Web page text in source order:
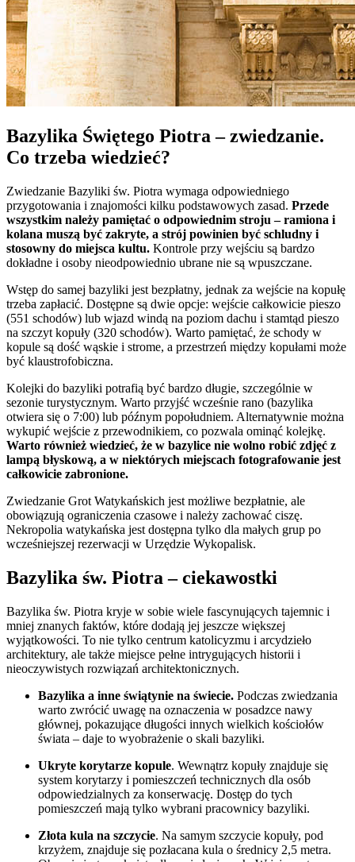
Bazylika Świętego Piotra – zwiedzanie.
Co trzeba wiedzieć?
Zwiedzanie Bazyliki św. Piotra wymaga odpowiedniego
przygotowania i znajomości kilku podstawowych zasad. Przede
wszystkim należy pamiętać o odpowiednim stroju – ramiona i
kolana muszą być zakryte, a strój powinien być schludny i
stosowny do miejsca kultu. Kontrole przy wejściu są bardzo
dokładne i osoby nieodpowiednio ubrane nie są wpuszczane.
Wstęp do samej bazyliki jest bezpłatny, jednak za wejście na kopułę
trzeba zapłacić. Dostępne są dwie opcje: wejście całkowicie pieszo
(551 schodów) lub wjazd windą na poziom dachu i stamtąd pieszo
na szczyt kopuły (320 schodów). Warto pamiętać, że schody w
kopule są dość wąskie i strome, a przestrzeń między kopułami może
być klaustrofobiczna.
Kolejki do bazyliki potrafią być bardzo długie, szczególnie w
sezonie turystycznym. Warto przyjść wcześnie rano (bazylika
otwiera się o 7:00) lub późnym popołudniem. Alternatywnie można
wykupić wejście z przewodnikiem, co pozwala ominąć kolejkę.
Warto również wiedzieć, że w bazylice nie wolno robić zdjęć z
lampą błyskową, a w niektórych miejscach fotografowanie jest
całkowicie zabronione.
Zwiedzanie Grot Watykańskich jest możliwe bezpłatnie, ale
obowiązują ograniczenia czasowe i należy zachować ciszę.
Nekropolia watykańska jest dostępna tylko dla małych grup po
wcześniejszej rezerwacji w Urzędzie Wykopalisk.
Bazylika św. Piotra – ciekawostki
Bazylika św. Piotra kryje w sobie wiele fascynujących tajemnic i
mniej znanych faktów, które dodają jej jeszcze większej
wyjątkowości. To nie tylko centrum katolicyzmu i arcydzieło
architektury, ale także miejsce pełne intrygujących historii i
nieoczywistych rozwiązań architektonicznych.
Bazylika a inne świątynie na świecie. Podczas zwiedzania
warto zwrócić uwagę na oznaczenia w posadzce nawy
głównej, pokazujące długości innych wielkich kościołów
świata – daje to wyobrażenie o skali bazyliki.
Ukryte korytarze kopule. Wewnątrz kopuły znajduje się
system korytarzy i pomieszczeń technicznych dla osób
odpowiedzialnych za konserwację. Dostęp do tych
pomieszczeń mają tylko wybrani pracownicy bazyliki.
Złota kula na szczycie. Na samym szczycie kopuły, pod
krzyżem, znajduje się pozłacana kula o średnicy 2,5 metra.